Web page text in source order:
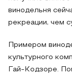
винодельня
рекреации, чем
Примером
культурного
Гай-Кодзоре.